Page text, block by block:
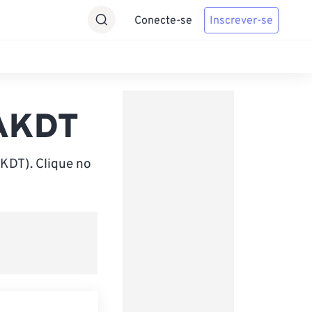
Conecte-se Inscrever-se
Clique no